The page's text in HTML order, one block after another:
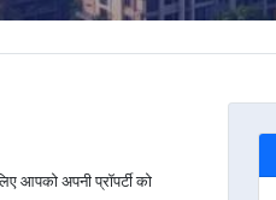
आपको अपनी प्रॉपर्टी को